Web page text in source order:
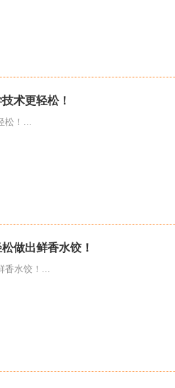
术更轻松！
松！...
做出鲜香水饺！
香水饺！...